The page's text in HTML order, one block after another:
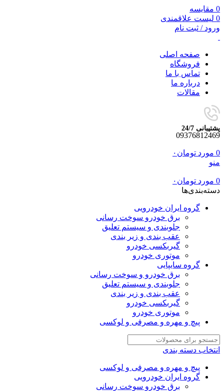
0 مقایسه
0 لیست علاقمندی
ورود / ثبت نام
صفحه اصلی
فروشگاه
تماس با ما
درباره ما
مقالات
پشتیبانی 24/7
09376812469
0 مورد تومان ۰
منو
0 مورد تومان ۰
دسته‌بندی‌ها
گروه ایران خودرویی
برق خودرو سوخت رسانی
جلوبندی و سیستم تعلیق
عقب بندی و زیر بندی
گیربکسی خودرو
موتوری خودرو
گروه سایپایی
برق خودرو و سوخت رسانی
جلوبندی و سیستم تعلیق
عقب بندی و زیر بندی
گیربکسی خودرو
موتوری خودرو
پیچ و مهره و مصرفی و لوکسی
انتخاب دسته بندی
پیچ و مهره و مصرفی و لوکسی
گروه ایران خودرویی
برق خودرو سوخت رسانی